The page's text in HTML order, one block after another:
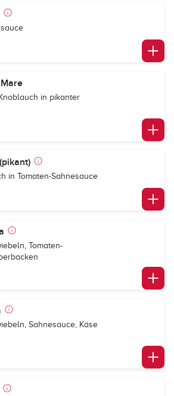
in pikanter
in Tomaten-Sahnesauce
Tomaten-
Sahnesauce, Käse